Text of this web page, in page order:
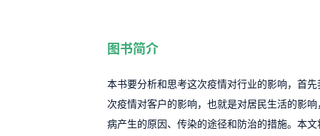
图书简介
本书要分析和思考这次疫情对行业的影响，首
次疫情对客户的影响，也就是对居民生活的影
病产生的原因、传染的途径和防治的措施。本文